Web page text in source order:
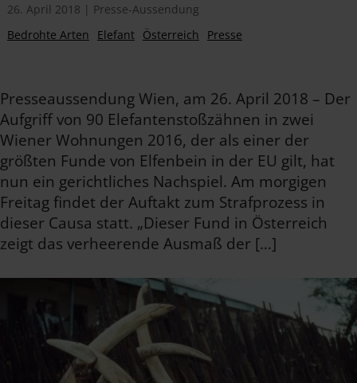
26. April 2018 | Presse-Aussendung
Bedrohte Arten
Elefant Österreich Presse
Presseaussendung Wien, am 26. April 2018 – Der
Aufgriff von 90 Elefantenstoßzähnen in zwei
Wiener Wohnungen 2016, der als einer der
größten Funde von Elfenbein in der EU gilt, hat
nun ein gerichtliches Nachspiel. Am morgigen
Freitag findet der Auftakt zum Strafprozess in
dieser Causa statt. „Dieser Fund in Österreich
zeigt das verheerende Ausmaß der […]